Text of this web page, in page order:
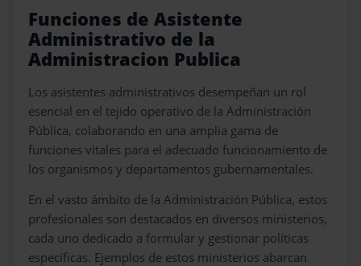
Funciones de Asistente
Administrativo de la
Administracion Publica
Los asistentes administrativos desempeñan un rol
esencial en el tejido operativo de la Administración
Pública, colaborando en una amplia gama de
funciones vitales para el adecuado funcionamiento de
los organismos y departamentos gubernamentales.
En el vasto ámbito de la Administración Pública, estos
profesionales son destacados en diversos ministerios,
cada uno dedicado a formular y gestionar políticas
específicas. Ejemplos de estos ministerios abarcan